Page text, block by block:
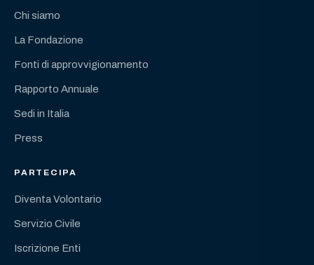
Chi siamo
La Fondazione
Fonti di approvvigionamento
Rapporto Annuale
Sedi in Italia
Press
PARTECIPA
Diventa Volontario
Servizio Civile
Iscrizione Enti